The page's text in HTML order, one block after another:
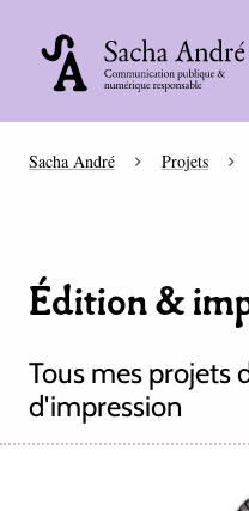
Sacha André Projets
Édition &
Tous mes projets
d'impression